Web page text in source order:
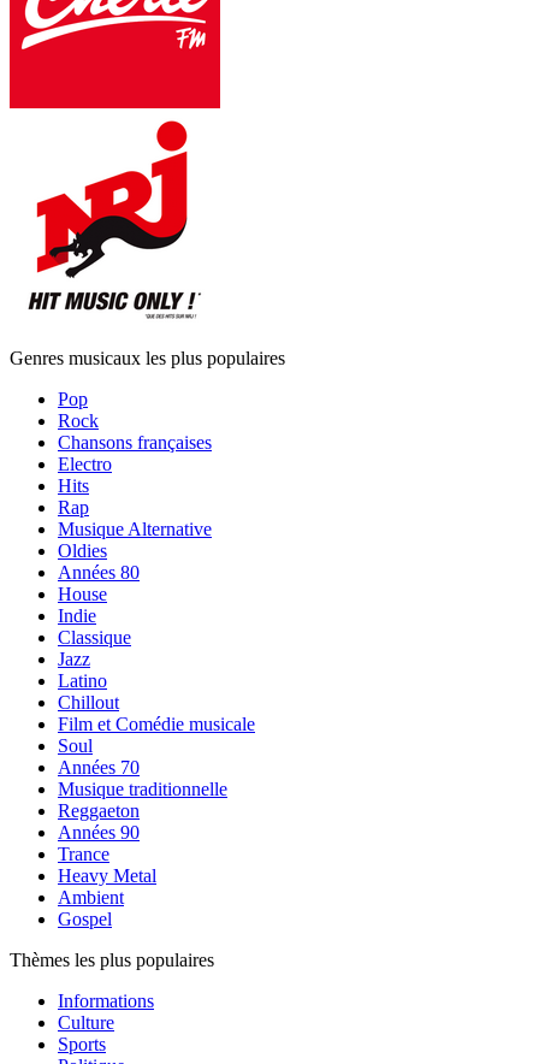
Genres musicaux les plus populaires
Pop
Rock
Chansons françaises
Electro
Hits
Rap
Musique Alternative
Oldies
Années 80
House
Indie
Classique
Jazz
Latino
Chillout
Film et Comédie musicale
Soul
Années 70
Musique traditionnelle
Reggaeton
Années 90
Trance
Heavy Metal
Ambient
Gospel
Thèmes les plus populaires
Informations
Culture
Sports